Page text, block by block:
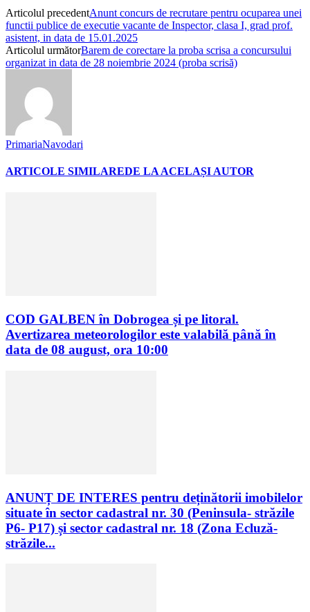
Articolul precedentAnunt concurs de recrutare pentru ocuparea unei
functii publice de executie vacante de Inspector, clasa I, grad prof.
asistent, in data de 15.01.2025
Articolul următorBarem de corectare la proba scrisa a concursului
organizat in data de 28 noiembrie 2024 (proba scrisă)
PrimariaNavodari
ARTICOLE SIMILAREDE LA ACELAȘI AUTOR
COD GALBEN în Dobrogea și pe litoral.
Avertizarea meteorologilor este valabilă până în
data de 08 august, ora 10:00
ANUNȚ DE INTERES pentru deținătorii imobilelor
situate în sector cadastral nr. 30 (Peninsula- străzile
P6- P17) și sector cadastral nr. 18 (Zona Ecluză-
străzile...